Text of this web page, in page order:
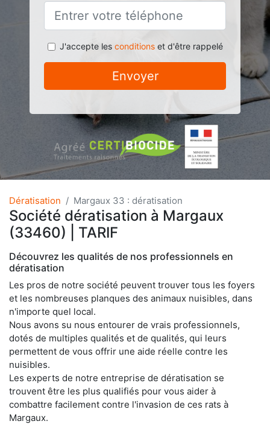
J'accepte les conditionset d'être rappelé
Envoyer
Dératisation Margaux 33 : dératisation
Société dératisation à Margaux
(33460) | TARIF
Découvrez les qualités de nos professionnels en
dératisation
Les pros de notre société peuvent trouver tous les foyers
et les nombreuses planques des animaux nuisibles, dans
n'importe quel local.
Nous avons su nous entourer de vrais professionnels,
dotés de multiples qualités et de qualités, qui leurs
permettent de vous offrir une aide réelle contre les
nuisibles.
Les experts de notre entreprise de dératisation se
trouvent être les plus qualifiés pour vous aider à
combattre facilement contre l'invasion de ces rats à
Margaux.